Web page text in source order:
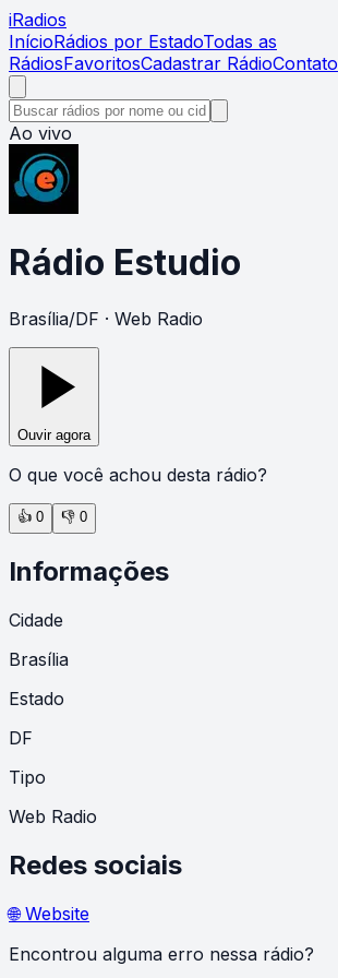
iRadios
InícioRádios por EstadoTodas as
RádiosFavoritosCadastrar RádioContato
Ao vivo
Rádio Estudio
Brasília/DF · Web Radio
Ouvir agora
O que você achou desta rádio?
👍 0 👎 0
Informações
Cidade
Brasília
Estado
DF
Tipo
Web Radio
Redes sociais
🌐 Website
Encontrou alguma erro nessa rádio?